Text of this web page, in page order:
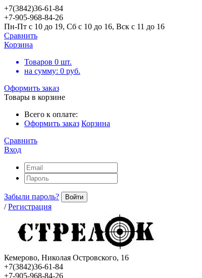
+7(3842)36-61-84
+7-905-968-84-26
Пн-Пт с 10 до 19, Сб с 10 до 16, Вск с 11 до 16
Сравнить
Корзина
Товаров 0 шт.
на сумму: 0 руб.
Оформить заказ
Товары в корзине
Всего к оплате:
Оформить заказ Корзина
Сравнить
Вход
Забыли пароль? Войти
/ Регистрация
Кемерово, Николая Островского, 16
+7(3842)36-61-84
+7-905-968-84-26